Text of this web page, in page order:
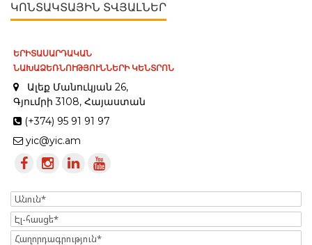
ԿՈՆՏԱԿՏԱՅԻՆ ՏՎՅԱԼՆԵՐ
ԵՐԻՏԱՍԱՐԴԱԿԱՆ
ՆԱԽԱՁԵՌՆՈՒԹՅՈՒՆՆԵՐԻ ԿԵՆՏՐՈՆ
Ալեք Մանուկյան 26,
Գյումրի 3108, Հայաստան
(+374) 95 91 91 97
yic@yic.am
Name
Էլ-
հասցե
Message